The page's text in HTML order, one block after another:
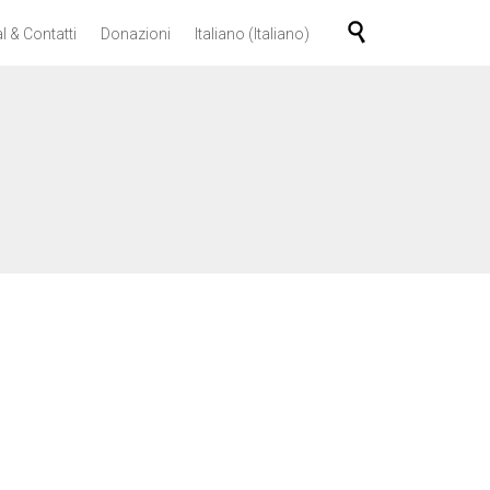
Skip
& Contatti Donazioni Italiano (Italiano) 